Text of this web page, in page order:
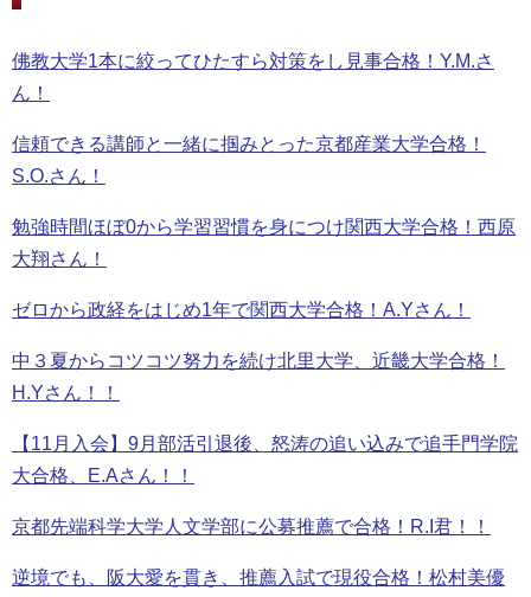
佛教大学1本に絞ってひたすら対策をし見事合格！Y.M.さ
ん！
信頼できる講師と一緒に掴みとった京都産業大学合格！
S.O.さん！
勉強時間ほぼ0から学習習慣を身につけ関西大学合格！西原
大翔さん！
ゼロから政経をはじめ1年で関西大学合格！A.Yさん！
中３夏からコツコツ努力を続け北里大学、近畿大学合格！
H.Yさん！！
【11月入会】9月部活引退後、怒涛の追い込みで追手門学院
大合格、E.Aさん！！
京都先端科学大学人文学部に公募推薦で合格！R.I君！！
逆境でも、阪大愛を貫き、推薦入試で現役合格！松村美優